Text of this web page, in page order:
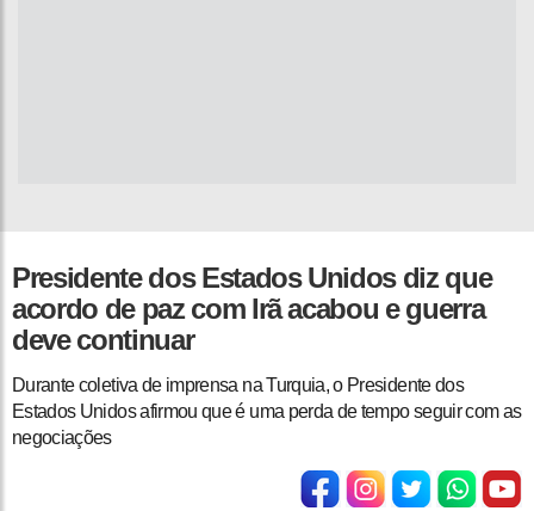
Presidente dos Estados Unidos diz que
acordo de paz com Irã acabou e guerra
deve continuar
Durante coletiva de imprensa na Turquia, o Presidente dos
Estados Unidos afirmou que é uma perda de tempo seguir com as
negociações